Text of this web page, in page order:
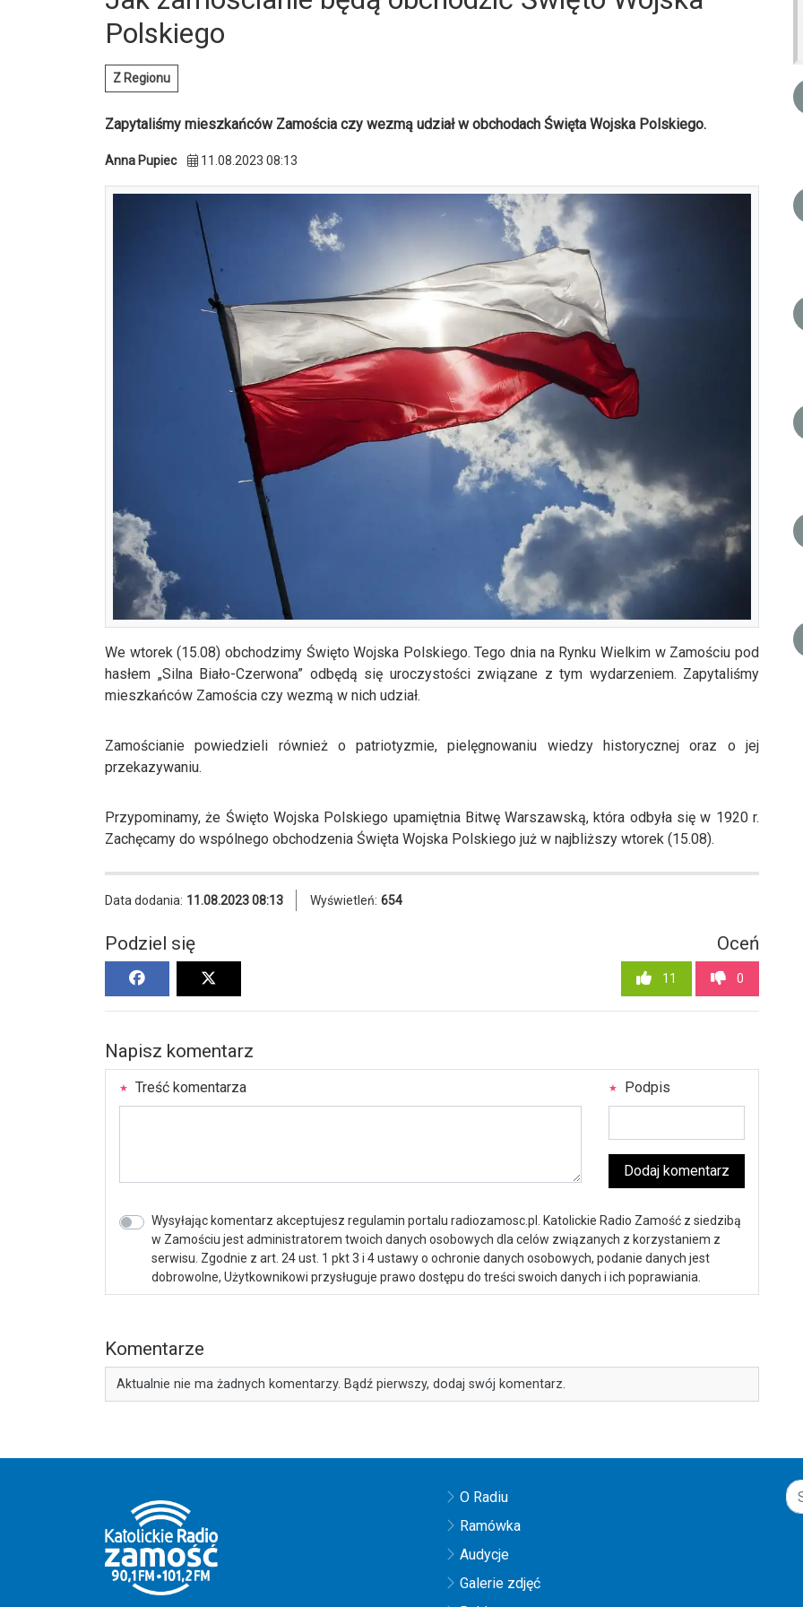
Polskiego
Z Regionu
Zapytaliśmy mieszkańców Zamościa czy wezmą udział w obchodach Święta Wojska Polskiego.
Anna Pupiec 11.08.2023 08:13
We wtorek (15.08) obchodzimy Święto Wojska Polskiego. Tego dnia na Rynku Wielkim w Zamościu pod
hasłem „Silna Biało-Czerwona” odbędą się uroczystości związane z tym wydarzeniem. Zapytaliśmy
mieszkańców Zamościa czy wezmą w nich udział.
Zamościanie powiedzieli również o patriotyzmie, pielęgnowaniu wiedzy historycznej oraz o jej
przekazywaniu.
Przypominamy, że Święto Wojska Polskiego upamiętnia Bitwę Warszawską, która odbyła się w 1920 r.
Zachęcamy do wspólnego obchodzenia Święta Wojska Polskiego już w najbliższy wtorek (15.08).
Data dodania: 11.08.2023 08:13 Wyświetleń: 654
Podziel się Oceń
11 0
Napisz komentarz
Treść komentarza Podpis
Dodaj komentarz
Wysyłając komentarz akceptujesz regulamin portalu radiozamosc.pl. Katolickie Radio Zamość z siedzibą
w Zamościu jest administratorem twoich danych osobowych dla celów związanych z korzystaniem z
serwisu. Zgodnie z art. 24 ust. 1 pkt 3 i 4 ustawy o ochronie danych osobowych, podanie danych jest
dobrowolne, Użytkownikowi przysługuje prawo dostępu do treści swoich danych i ich poprawiania.
Komentarze
Aktualnie nie ma żadnych komentarzy. Bądź pierwszy, dodaj swój komentarz.
O Radiu
Ramówka
Audycje
Galerie zdjęć